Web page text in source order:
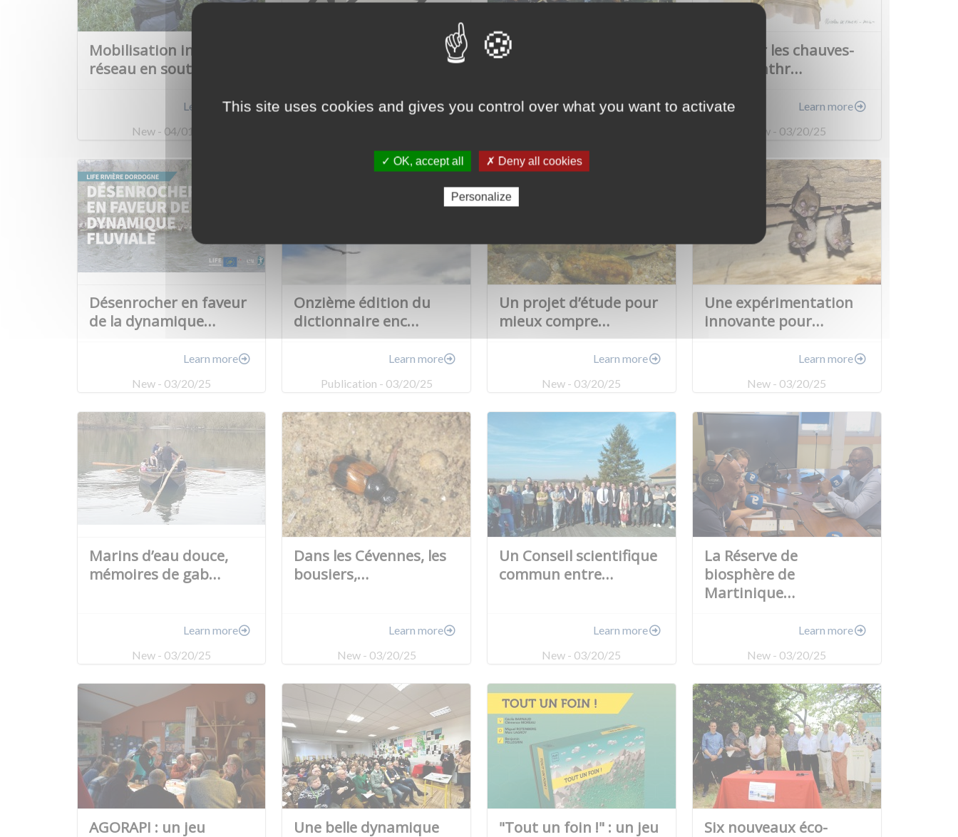
Mobilisation inter-
réseau en soutien…
Learn more
New - 04/01/25
Tribune à... l'équipe du
Learn more
Former les acteurs
Learn more
Accueillir les chauves-
souris anthr…
Learn more
New - 03/20/25
Désenrocher en faveur
de la dynamique…
Learn more
New - 03/20/25
Onzième édition du
dictionnaire enc…
Learn more
Publication - 03/20/25
Un projet d’étude pour
mieux compre…
Learn more
New - 03/20/25
Une expérimentation
innovante pour…
Learn more
New - 03/20/25
Marins d’eau douce,
mémoires de gab…
Learn more
New - 03/20/25
Dans les Cévennes, les
bousiers,…
Learn more
New - 03/20/25
Un Conseil scientifique
commun entre…
Learn more
New - 03/20/25
La Réserve de
biosphère de
Martinique…
Learn more
New - 03/20/25
AGORAPI : un jeu
Une belle dynamique
"Tout un foin !" : un jeu
Six nouveaux éco-
This site uses cookies and gives you control over what you want to activate
✓ OK, accept all ✗ Deny all cookies
Personalize